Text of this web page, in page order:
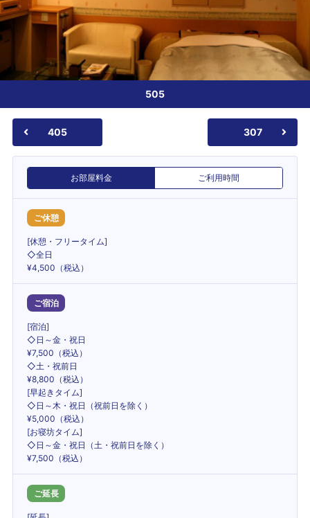
505
405 307
お部屋料金 ご利用時間
ご休憩
[休憩・フリータイム]
◇全日
¥4,500（税込）
ご宿泊
[宿泊]
◇日～金・祝日
¥7,500（税込）
◇土・祝前日
¥8,800（税込）
[早起きタイム]
◇日～木・祝日（祝前日を除く）
¥5,000（税込）
[お寝坊タイム]
◇日～金・祝日（土・祝前日を除く）
¥7,500（税込）
ご延長